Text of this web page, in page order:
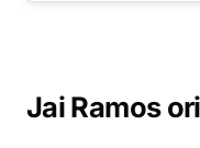
Jai Ramos